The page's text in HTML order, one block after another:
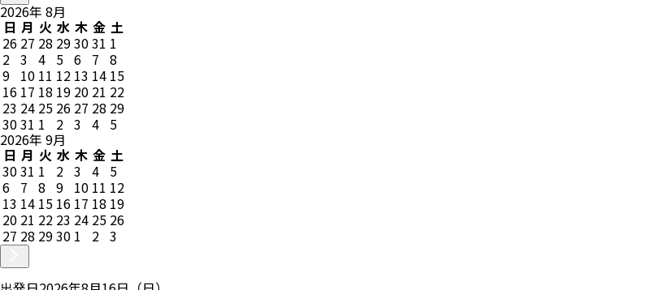
2026年 8月
日 月 火 水 木 金 土
26 27 28 293031 1
2 3 4 5 6 7 8
9 10 11 12 13 14 15
16 17 18 19 20 21 22
23 24 25 26 27 28 29
3031 1 2 3 4 5
2026年 9月
日 月 火 水 木 金 土
3031 1 2 3 4 5
6 7 8 9 10 11 12
13 14 15 16 17 18 19
20 21 22 23 24 25 26
27 28 2930 1 2 3